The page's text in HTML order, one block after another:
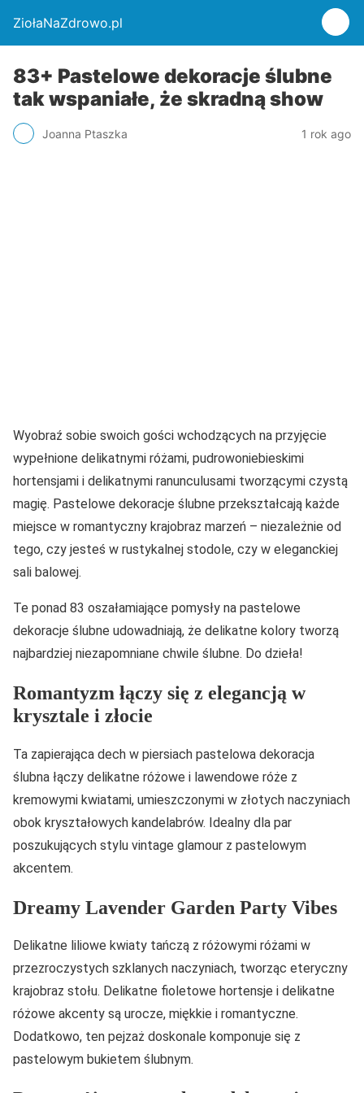
ZiołaNaZdrowo.pl
83+ Pastelowe dekoracje ślubne
tak wspaniałe, że skradną show
Joanna Ptaszka 1 rok ago
Wyobraź sobie swoich gości wchodzących na przyjęcie
wypełnione delikatnymi różami, pudrowoniebieskimi
hortensjami i delikatnymi ranunculusami tworzącymi czystą
magię. Pastelowe dekoracje ślubne przekształcają każde
miejsce w romantyczny krajobraz marzeń – niezależnie od
tego, czy jesteś w rustykalnej stodole, czy w eleganckiej
sali balowej.
Te ponad 83 oszałamiające pomysły na pastelowe
dekoracje ślubne udowadniają, że delikatne kolory tworzą
najbardziej niezapomniane chwile ślubne. Do dzieła!
Romantyzm łączy się z elegancją w
krysztale i złocie
Ta zapierająca dech w piersiach pastelowa dekoracja
ślubna łączy delikatne różowe i lawendowe róże z
kremowymi kwiatami, umieszczonymi w złotych naczyniach
obok kryształowych kandelabrów. Idealny dla par
poszukujących stylu vintage glamour z pastelowym
akcentem.
Dreamy Lavender Garden Party Vibes
Delikatne liliowe kwiaty tańczą z różowymi różami w
przezroczystych szklanych naczyniach, tworząc eteryczny
krajobraz stołu. Delikatne fioletowe hortensje i delikatne
różowe akcenty są urocze, miękkie i romantyczne.
Dodatkowo, ten pejzaż doskonale komponuje się z
pastelowym bukietem ślubnym.